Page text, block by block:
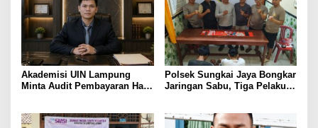
Akademisi UIN Lampung
Minta Audit Pembayaran Hak
Berlarut
Polsek Sungkai Jaya Bongkar
Jaringan Sabu, Tiga Pelaku